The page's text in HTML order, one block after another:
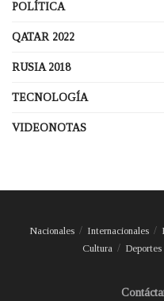
POLÍTICA
QATAR 2022
RUSIA 2018
TECNOLOGÍA
VIDEONOTAS
Nacionales Internacionales
Cultura
Deportes